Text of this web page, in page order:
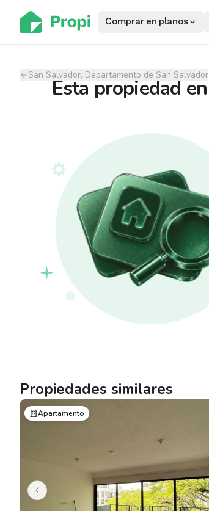
Comprar en planos
San Salvador, Departamento de San Salvador
Esta propiedad en
Propiedades similares
Apartamento